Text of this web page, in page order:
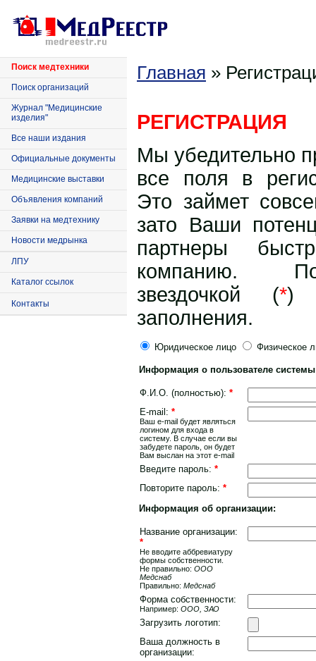
Поиск медтехники
Поиск организаций
Журнал "Медицинские
изделия"
Все наши издания
Официальные документы
Медицинские выставки
Объявления компаний
Заявки на медтехнику
Новости медрынка
ЛПУ
Каталог ссылок
Контакты
Главная »
РЕГИСТРАЦИЯ
Мы убедительно
все поля в
Это займет
зато Ваши
партнеры
компанию.
звездочкой (*)
заполнения.
Юридическое лицо Физическое
Информация о пользователе
Ф.И.О. (полностью): *
E-mail: *
Ваш e-mail будет являться
логином для входа в
систему. В случае если вы
забудете пароль, он будет
Вам выслан на этот e-mail
Введите пароль: *
Повторите пароль: *
Информация об организации:
Название организации:
*
Не вводите aббревиатуру
формы собственности.
Не правильно: OOO
Медснаб
Правильно: Медснаб
Форма собственности:
Например: ООО, ЗАО
Загрузить логотип:
Ваша должность в
организации: